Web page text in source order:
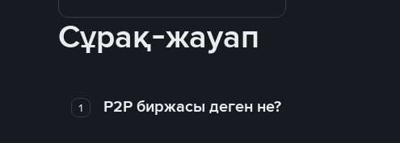
Сұрақ-жауап
1 P2P биржасы деген не?